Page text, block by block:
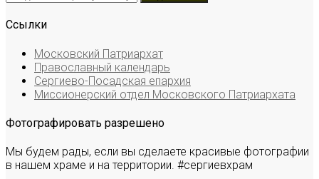
Ссылки
Московский Патриархат
Православный календарь
Сергиево-Посадская епархия
Миссионерский отдел Московского Патриархата
Фотографировать разрешено
Мы будем рады, если вы сделаете красивые фотографии
в нашем храме и на территории. #сергиевхрам